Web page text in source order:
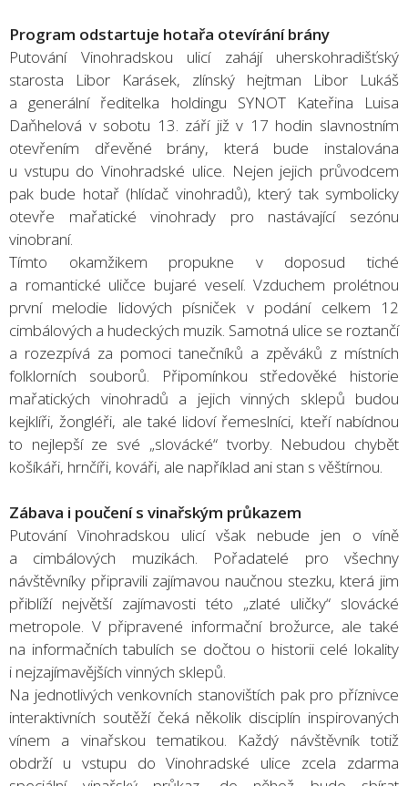
Program odstartuje hotařa otevírání brány
Putování Vinohradskou ulicí zahájí uherskohradišťský
starosta Libor Karásek, zlínský hejtman Libor Lukáš
a generální ředitelka holdingu SYNOT Kateřina Luisa
Daňhelová v sobotu 13. září již v 17 hodin slavnostním
otevřením dřevěné brány, která bude instalována
u vstupu do Vinohradské ulice. Nejen jejich průvodcem
pak bude hotař (hlídač vinohradů), který tak symbolicky
otevře mařatické vinohrady pro nastávající sezónu
vinobraní.
Tímto okamžikem propukne v doposud tiché
a romantické uličce bujaré veselí. Vzduchem prolétnou
první melodie lidových písniček v podání celkem 12
cimbálových a hudeckých muzik. Samotná ulice se roztančí
a rozezpívá za pomoci tanečníků a zpěváků z místních
folklorních souborů. Připomínkou středověké historie
mařatických vinohradů a jejich vinných sklepů budou
kejklíři, žongléři, ale také lidoví řemeslníci, kteří nabídnou
to nejlepší ze své „slovácké“ tvorby. Nebudou chybět
košíkáři, hrnčíři, kováři, ale například ani stan s věštírnou.
Zábava i poučení s vinařským průkazem
Putování Vinohradskou ulicí však nebude jen o víně
a cimbálových muzikách. Pořadatelé pro všechny
návštěvníky připravili zajímavou naučnou stezku, která jim
přiblíží největší zajímavosti této „zlaté uličky“ slovácké
metropole. V připravené informační brožurce, ale také
na informačních tabulích se dočtou o historii celé lokality
i nejzajímavějších vinných sklepů.
Na jednotlivých venkovních stanovištích pak pro příznivce
interaktivních soutěží čeká několik disciplín inspirovaných
vínem a vinařskou tematikou. Každý návštěvník totiž
obdrží u vstupu do Vinohradské ulice zcela zdarma